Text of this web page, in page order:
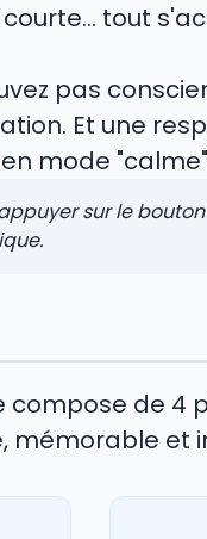
tout
pas
Et une
mode
sur le
compose de
mémorable et